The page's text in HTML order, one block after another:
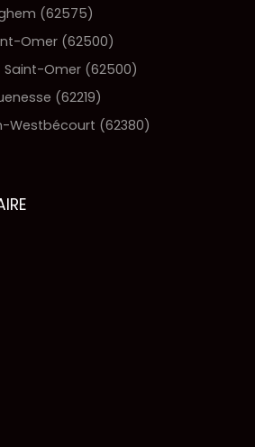
(62575)
Omer (62500)
Omer (62500)
(62219)
Westbécourt (62380)